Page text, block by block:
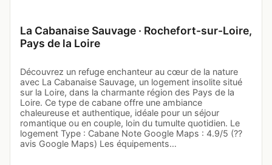
La Cabanaise Sauvage · Rochefort-sur-Loire,
Pays de la Loire
Découvrez un refuge enchanteur au cœur de la nature
avec La Cabanaise Sauvage, un logement insolite situé
sur la Loire, dans la charmante région des Pays de la
Loire. Ce type de cabane offre une ambiance
chaleureuse et authentique, idéale pour un séjour
romantique ou en couple, loin du tumulte quotidien. Le
logement Type : Cabane Note Google Maps : 4.9/5 (??
avis Google Maps) Les équipements…